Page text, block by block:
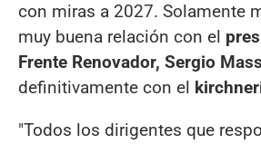
con miras a 2027. Solamente
muy buena relación con el
Frente Renovador, Sergio
definitivamente con el
"Todos los dirigentes que